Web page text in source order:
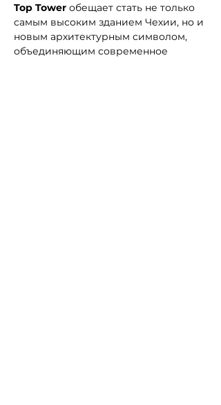
Top Tower обещает стать не только
самым высоким зданием Чехии, но и
новым архитектурным символом,
объединяющим современное